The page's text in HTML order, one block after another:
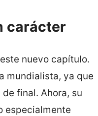
carácter
nuevo capítulo.
mundialista, ya que
final. Ahora, su
especialmente